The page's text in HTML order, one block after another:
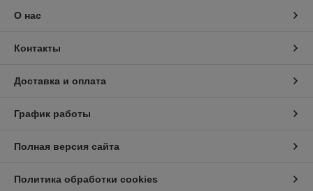
О нас
Контакты
Доставка и оплата
График работы
Полная версия сайта
Политика обработки cookies